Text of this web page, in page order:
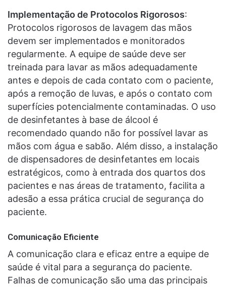
Implementação de Protocolos Rigorosos:
Protocolos rigorosos de lavagem das mãos
devem ser implementados e monitorados
regularmente. A equipe de saúde deve ser
treinada para lavar as mãos adequadamente
antes e depois de cada contato com o paciente,
após a remoção de luvas, e após o contato com
superfícies potencialmente contaminadas. O uso
de desinfetantes à base de álcool é
recomendado quando não for possível lavar as
mãos com água e sabão. Além disso, a instalação
de dispensadores de desinfetantes em locais
estratégicos, como à entrada dos quartos dos
pacientes e nas áreas de tratamento, facilita a
adesão a essa prática crucial de segurança do
paciente.
Comunicação Eficiente
A comunicação clara e eficaz entre a equipe de
saúde é vital para a segurança do paciente.
Falhas de comunicação são uma das principais